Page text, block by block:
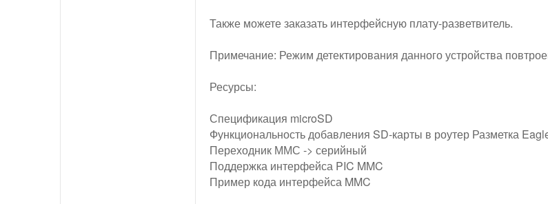
Также можете заказать интерфейсную плату-разветвитель.
Примечание: Режим детектирования данного устройства
Ресурсы:
Спецификация microSD
Функциональность добавления SD-карты в роутер Разметка
Переходник ММС -> серийный
Поддержка интерфейса PIC MMC
Пример кода интерфейса MMC